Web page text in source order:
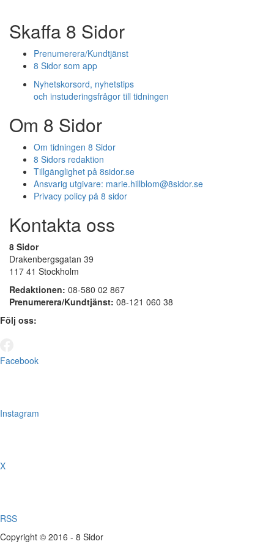
Skaffa 8 Sidor
Prenumerera/Kundtjänst
8 Sidor som app
Nyhetskorsord, nyhetstips
och instuderingsfrågor till tidningen
Om 8 Sidor
Om tidningen 8 Sidor
8 Sidors redaktion
Tillgänglighet på 8sidor.se
Ansvarig utgivare: marie.hillblom@8sidor.se
Privacy policy på 8 sidor
Kontakta oss
8 Sidor
Drakenbergsgatan 39
117 41 Stockholm
Redaktionen: 08-580 02 867
Prenumerera/Kundtjänst: 08-121 060 38
Följ oss:
Facebook
Instagram
X
RSS
Copyright © 2016 - 8 Sidor